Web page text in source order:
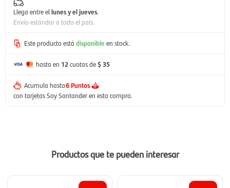
Llega entre el lunes y el jueves.
Envío estándar a todo el país.
Este producto está disponible en stock.
hasta en 12cuotas de$ 35
Acumula hasta6 Puntos
con tarjetas Soy Santander en esta compra.
Productos que te pueden interesar